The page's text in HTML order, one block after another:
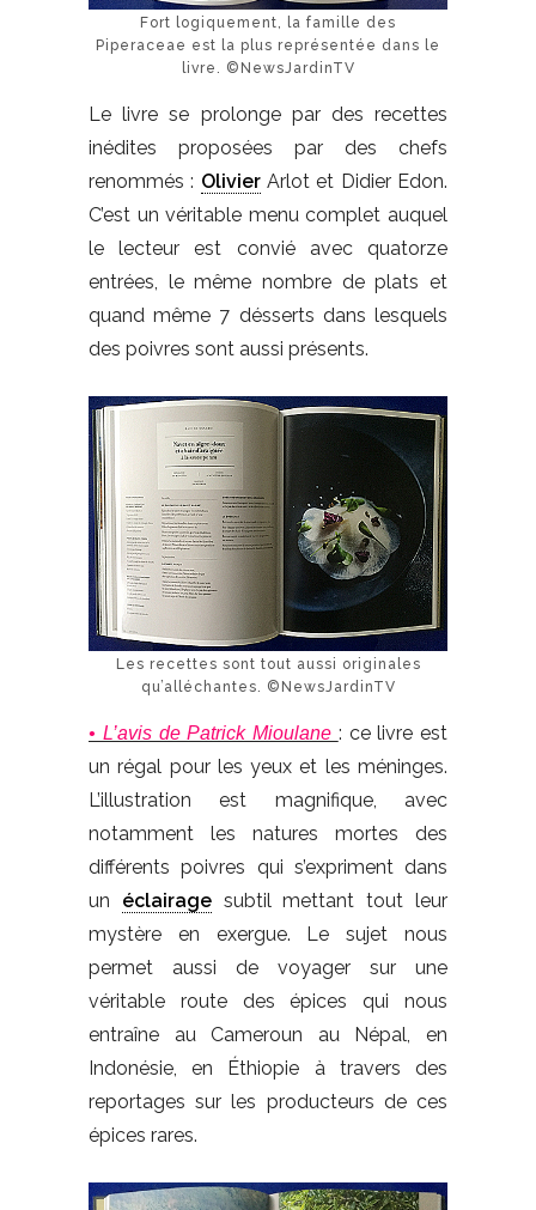
Fort logiquement, la famille des
Piperaceae est la plus représentée dans le
livre. ©NewsJardinTV
Le livre se prolonge par des recettes
inédites proposées par des chefs
renommés : OlivierArlot et Didier Edon.
C’est un véritable menu complet auquel
le lecteur est convié avec quatorze
entrées, le même nombre de plats et
quand même 7 désserts dans lesquels
des poivres sont aussi présents.
Les recettes sont tout aussi originales
qu’alléchantes. ©NewsJardinTV
• L’avis de Patrick Mioulane : ce livre est
un régal pour les yeux et les méninges.
L’illustration est magnifique, avec
notamment les natures mortes des
différents poivres qui s’expriment dans
un éclairagesubtil mettant tout leur
mystère en exergue. Le sujet nous
permet aussi de voyager sur une
véritable route des épices qui nous
entraîne au Cameroun au Népal, en
Indonésie, en Éthiopie à travers des
reportages sur les producteurs de ces
épices rares.